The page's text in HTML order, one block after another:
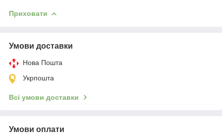
Приховати
Умови доставки
Нова Пошта
Укрпошта
Всі умови доставки
Умови оплати